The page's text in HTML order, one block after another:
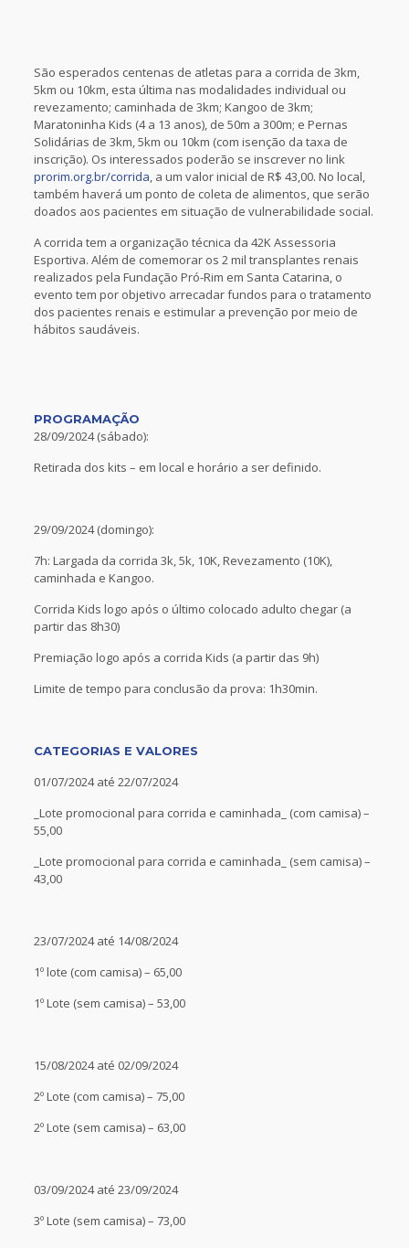
São esperados centenas de atletas para a corrida de 3km,
5km ou 10km, esta última nas modalidades individual ou
revezamento; caminhada de 3km; Kangoo de 3km;
Maratoninha Kids (4 a 13 anos), de 50m a 300m; e Pernas
Solidárias de 3km, 5km ou 10km (com isenção da taxa de
inscrição). Os interessados poderão se inscrever no link
prorim.org.br/corrida, a um valor inicial de R$ 43,00. No local,
também haverá um ponto de coleta de alimentos, que serão
doados aos pacientes em situação de vulnerabilidade social.
A corrida tem a organização técnica da 42K Assessoria
Esportiva. Além de comemorar os 2 mil transplantes renais
realizados pela Fundação Pró-Rim em Santa Catarina, o
evento tem por objetivo arrecadar fundos para o tratamento
dos pacientes renais e estimular a prevenção por meio de
hábitos saudáveis.
PROGRAMAÇÃO
28/09/2024 (sábado):
Retirada dos kits – em local e horário a ser definido.
29/09/2024 (domingo):
7h: Largada da corrida 3k, 5k, 10K, Revezamento (10K),
caminhada e Kangoo.
Corrida Kids logo após o último colocado adulto chegar (a
partir das 8h30)
Premiação logo após a corrida Kids (a partir das 9h)
Limite de tempo para conclusão da prova: 1h30min.
CATEGORIAS E VALORES
01/07/2024 até 22/07/2024
_Lote promocional para corrida e caminhada_ (com camisa) –
55,00
_Lote promocional para corrida e caminhada_ (sem camisa) –
43,00
23/07/2024 até 14/08/2024
1º lote (com camisa) – 65,00
1º Lote (sem camisa) – 53,00
15/08/2024 até 02/09/2024
2º Lote (com camisa) – 75,00
2º Lote (sem camisa) – 63,00
03/09/2024 até 23/09/2024
3º Lote (sem camisa) – 73,00